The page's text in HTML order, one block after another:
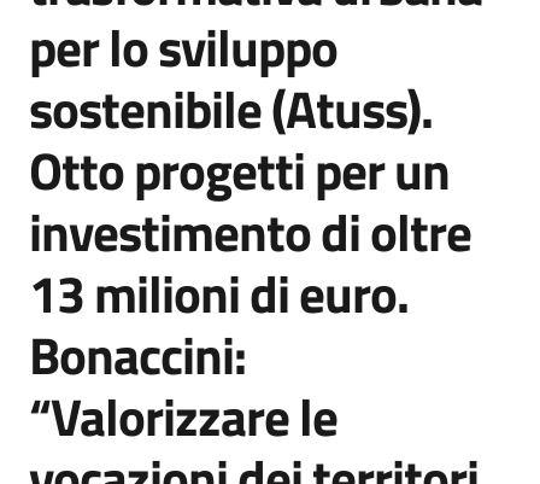
Seguici
su
per lo sviluppo
sostenibile (Atuss).
Otto progetti per un
investimento di oltre
13 milioni di euro.
Bonaccini:
“Valorizzare le